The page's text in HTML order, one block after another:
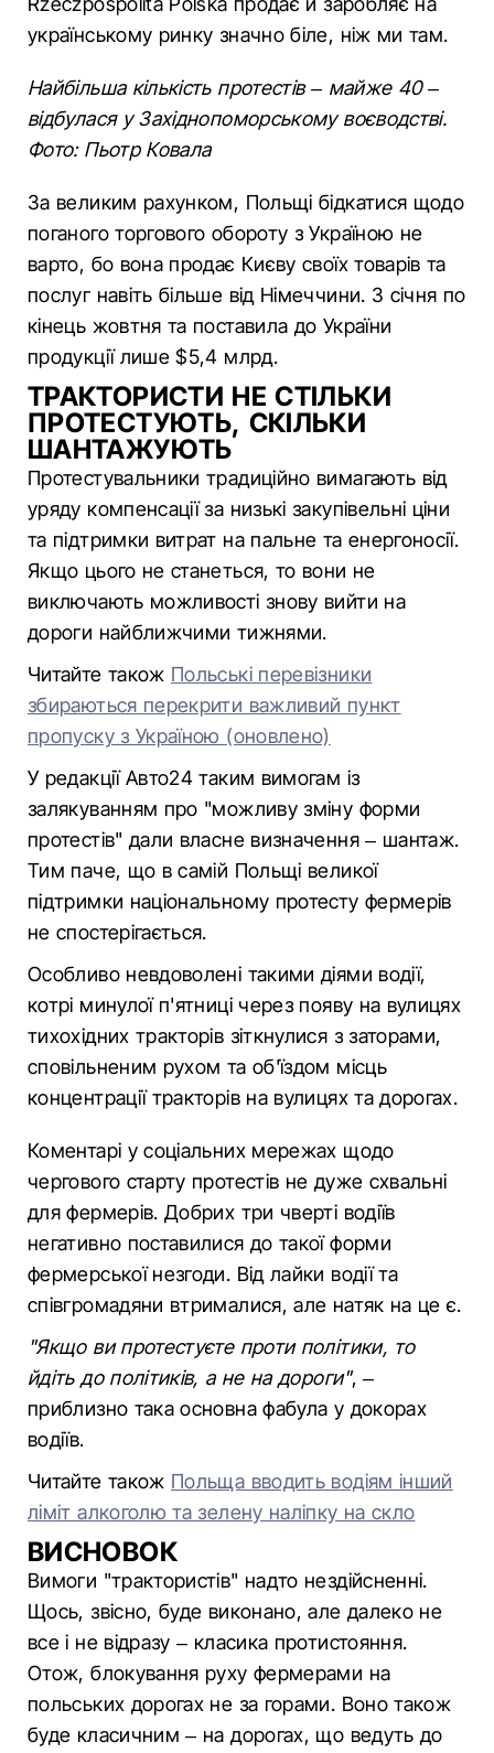
українському ринку значно біле, ніж ми там.
Найбільша кількість протестів – майже 40 –
відбулася у Західнопоморському воєводстві.
Фото: Пьотр Ковала
За великим рахунком, Польщі бідкатися щодо
поганого торгового обороту з Україною не
варто, бо вона продає Києву своїх товарів та
послуг навіть більше від Німеччини. З січня по
кінець жовтня та поставила до України
продукції лише $5,4 млрд.
ТРАКТОРИСТИ НЕ СТІЛЬКИ
ПРОТЕСТУЮТЬ, СКІЛЬКИ
ШАНТАЖУЮТЬ
Протестувальники традиційно вимагають від
уряду компенсації за низькі закупівельні ціни
та підтримки витрат на пальне та енергоносії.
Якщо цього не станеться, то вони не
виключають можливості знову вийти на
дороги найближчими тижнями.
Читайте також Польські перевізники
збираються перекрити важливий пункт
пропуску з Україною (оновлено)
У редакції Авто24 таким вимогам із
залякуванням про "можливу зміну форми
протестів" дали власне визначення – шантаж.
Тим паче, що в самій Польщі великої
підтримки національному протесту фермерів
не спостерігається.
Особливо невдоволені такими діями водії,
котрі минулої п'ятниці через появу на вулицях
тихохідних тракторів зіткнулися з заторами,
сповільненим рухом та об'їздом місць
концентрації тракторів на вулицях та дорогах.
Коментарі у соціальних мережах щодо
чергового старту протестів не дуже схвальні
для фермерів. Добрих три чверті водіїв
негативно поставилися до такої форми
фермерської незгоди. Від лайки водії та
співгромадяни втрималися, але натяк на це є.
"Якщо ви протестуєте проти політики, то
йдіть до політиків, а не на дороги", –
приблизно така основна фабула у докорах
водіїв.
Читайте також Польща вводить водіям інший
ліміт алкоголю та зелену наліпку на скло
ВИСНОВОК
Вимоги "трактористів" надто нездійсненні.
Щось, звісно, буде виконано, але далеко не
все і не відразу – класика протистояння.
Отож, блокування руху фермерами на
польських дорогах не за горами. Воно також
буде класичним – на дорогах, що ведуть до